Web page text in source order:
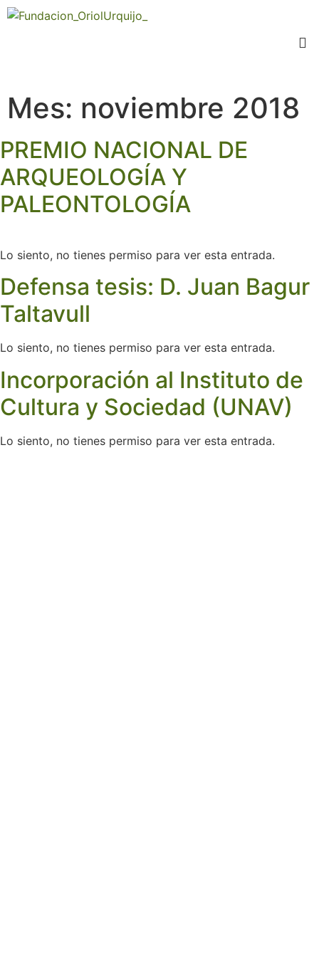
Mes: noviembre 2018
PREMIO NACIONAL DE
ARQUEOLOGÍA Y
PALEONTOLOGÍA
Lo siento, no tienes permiso para ver esta entrada.
Defensa tesis: D. Juan Bagur
Taltavull
Lo siento, no tienes permiso para ver esta entrada.
Incorporación al Instituto de
Cultura y Sociedad (UNAV)
Lo siento, no tienes permiso para ver esta entrada.